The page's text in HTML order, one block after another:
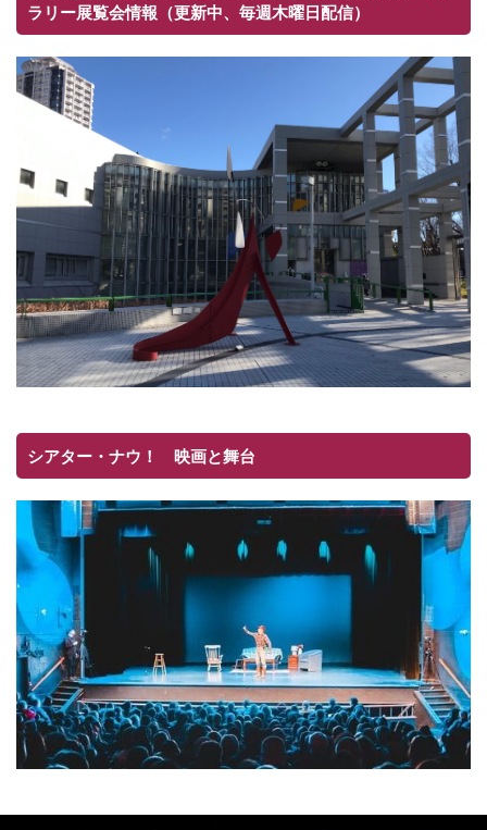
ラリー展覧会情報（更新中、毎週木曜日配信）
シアター・ナウ！ 映画と舞台